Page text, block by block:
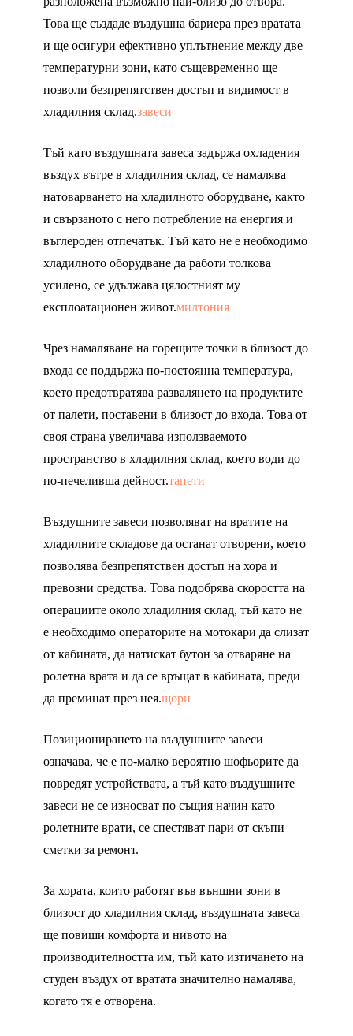
Това ще създаде въздушна бариера през вратата
и ще осигури ефективно уплътнение между две
температурни зони, като същевременно ще
позволи безпрепятствен достъп и видимост в
хладилния склад.завеси
Тъй като въздушната завеса задържа охладения
въздух вътре в хладилния склад, се намалява
натоварването на хладилното оборудване, както
и свързаното с него потребление на енергия и
въглероден отпечатък. Тъй като не е необходимо
хладилното оборудване да работи толкова
усилено, се удължава цялостният му
експлоатационен живот.милтония
Чрез намаляване на горещите точки в близост до
входа се поддържа по-постоянна температура,
което предотвратява развалянето на продуктите
от палети, поставени в близост до входа. Това от
своя страна увеличава използваемото
пространство в хладилния склад, което води до
по-печеливша дейност.тапети
Въздушните завеси позволяват на вратите на
хладилните складове да останат отворени, което
позволява безпрепятствен достъп на хора и
превозни средства. Това подобрява скоростта на
операциите около хладилния склад, тъй като не
е необходимо операторите на мотокари да слизат
от кабината, да натискат бутон за отваряне на
ролетна врата и да се връщат в кабината, преди
да преминат през нея.щори
Позиционирането на въздушните завеси
означава, че е по-малко вероятно шофьорите да
повредят устройствата, а тъй като въздушните
завеси не се износват по същия начин като
ролетните врати, се спестяват пари от скъпи
сметки за ремонт.
За хората, които работят във външни зони в
близост до хладилния склад, въздушната завеса
ще повиши комфорта и нивото на
производителността им, тъй като изтичането на
студен въздух от вратата значително намалява,
когато тя е отворена.